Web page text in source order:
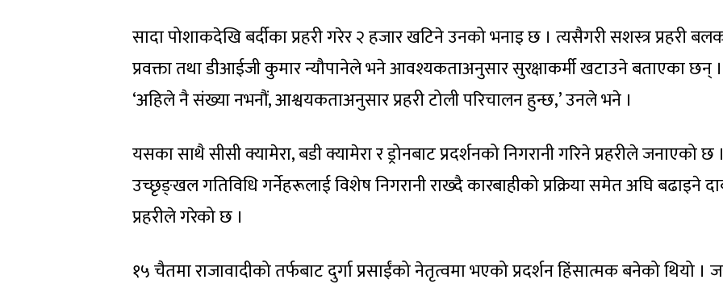
सादा पोशाकदेखि बर्दीका प्रहरी गरेर २ हजार खटिने उनको भनाइ छ । त्यसैगरी सशस्त्र प्रहरी
प्रवक्ता तथा डीआईजी कुमार न्यौपानेले भने आवश्यकताअनुसार सुरक्षाकर्मी खटाउने बताएका छन् ।
‘अहिले नै संख्या नभनौं, आश्वयकताअनुसार प्रहरी टोली परिचालन हुन्छ,’ उनले भने ।
यसका साथै सीसी क्यामेरा, बडी क्यामेरा र ड्रोनबाट प्रदर्शनको निगरानी गरिने प्रहरीले जनाएको छ ।
उच्छृङ्‍खल गतिविधि गर्नेहरूलाई विशेष निगरानी राख्दै कारबाहीको प्रक्रिया समेत अघि बढाइने
प्रहरीले गरेको छ ।
१५ चैतमा राजावादीको तर्फबाट दुर्गा प्रसाईंको नेतृत्वमा भएको प्रदर्शन हिंसात्मक बनेको थियो ।